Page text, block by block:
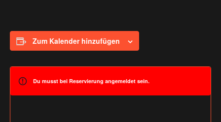
Zum Kalender hinzufügen
Du musst bei Reservierung angemeldet sein.